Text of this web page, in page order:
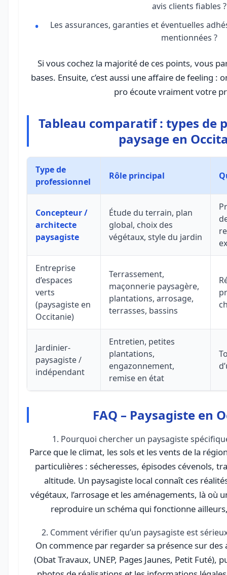
avis clients fiables ?
Les assurances, garanties et éventuelles
mentionnées ?
Si vous cochez la majorité de ces points, vous
bases. Ensuite, c’est aussi une affaire de feeling :
pro écoute vraiment votre
Tableau comparatif : types de
paysage en
Type de
professionnel
Rôle principal
Concepteur /
architecte
paysagiste
Étude du terrain, plan
global, choix des
végétaux, style du jardin
Entreprise
d’espaces
verts
(paysagiste en
Occitanie)
Terrassement,
maçonnerie paysagère,
plantations, arrosage,
terrasses, bassins
Jardinier-
paysagiste /
indépendant
Entretien, petites
plantations,
engazonnement,
remise en état
FAQ – Paysagiste en
1. Pourquoi chercher un paysagiste
Parce que le climat, les sols et les vents de la
particulières : sécheresses, épisodes cévenols,
altitude. Un paysagiste local connaît ces
végétaux, l’arrosage et les aménagements, là où
reproduire un schéma qui fonctionne
2. Comment vérifier qu’un paysagiste est
On commence par regarder sa présence sur
(Obat Travaux, UNEP, Pages Jaunes, Petit Futé),